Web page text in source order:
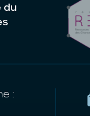
du
: